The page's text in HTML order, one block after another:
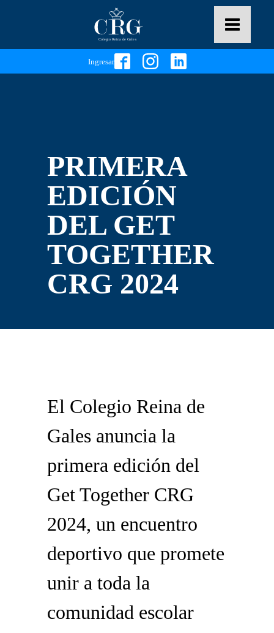
Ingresar
PRIMERA
EDICIÓN
DEL GET
TOGETHER
CRG 2024
El Colegio Reina de
Gales anuncia la
primera edición del
Get Together CRG
2024, un encuentro
deportivo que promete
unir a toda la
comunidad escolar